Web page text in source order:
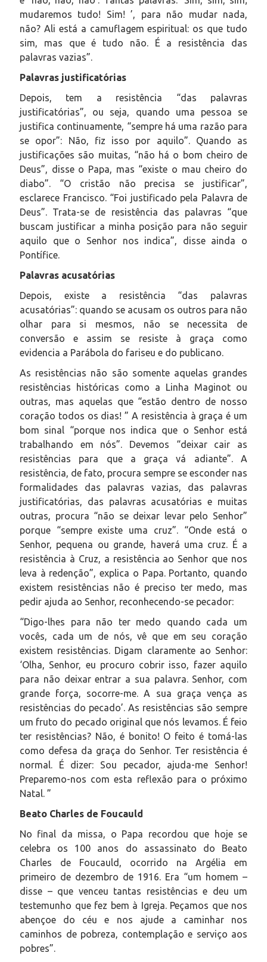
mudaremos tudo! Sim! ’, para não mudar nada,
não? Ali está a camuflagem espiritual: os que tudo
sim, mas que é tudo não. É a resistência das
palavras vazias”.
Palavras justificatórias
Depois, tem a resistência “das palavras
justificatórias”, ou seja, quando uma pessoa se
justifica continuamente, “sempre há uma razão para
se opor”: Não, fiz isso por aquilo”. Quando as
justificações são muitas, “não há o bom cheiro de
Deus”, disse o Papa, mas “existe o mau cheiro do
diabo”. “O cristão não precisa se justificar”,
esclarece Francisco. “Foi justificado pela Palavra de
Deus”. Trata-se de resistência das palavras “que
buscam justificar a minha posição para não seguir
aquilo que o Senhor nos indica”, disse ainda o
Pontífice.
Palavras acusatórias
Depois, existe a resistência “das palavras
acusatórias”: quando se acusam os outros para não
olhar para si mesmos, não se necessita de
conversão e assim se resiste à graça como
evidencia a Parábola do fariseu e do publicano.
As resistências não são somente aquelas grandes
resistências históricas como a Linha Maginot ou
outras, mas aquelas que “estão dentro de nosso
coração todos os dias! ” A resistência à graça é um
bom sinal “porque nos indica que o Senhor está
trabalhando em nós”. Devemos “deixar cair as
resistências para que a graça vá adiante”. A
resistência, de fato, procura sempre se esconder nas
formalidades das palavras vazias, das palavras
justificatórias, das palavras acusatórias e muitas
outras, procura “não se deixar levar pelo Senhor”
porque “sempre existe uma cruz”. “Onde está o
Senhor, pequena ou grande, haverá uma cruz. É a
resistência à Cruz, a resistência ao Senhor que nos
leva à redenção”, explica o Papa. Portanto, quando
existem resistências não é preciso ter medo, mas
pedir ajuda ao Senhor, reconhecendo-se pecador:
“Digo-lhes para não ter medo quando cada um
vocês, cada um de nós, vê que em seu coração
existem resistências. Digam claramente ao Senhor:
‘Olha, Senhor, eu procuro cobrir isso, fazer aquilo
para não deixar entrar a sua palavra. Senhor, com
grande força, socorre-me. A sua graça vença as
resistências do pecado’. As resistências são sempre
um fruto do pecado original que nós levamos. É feio
ter resistências? Não, é bonito! O feito é tomá-las
como defesa da graça do Senhor. Ter resistência é
normal. É dizer: Sou pecador, ajuda-me Senhor!
Preparemo-nos com esta reflexão para o próximo
Natal. ”
Beato Charles de Foucauld
No final da missa, o Papa recordou que hoje se
celebra os 100 anos do assassinato do Beato
Charles de Foucauld, ocorrido na Argélia em
primeiro de dezembro de 1916. Era “um homem –
disse – que venceu tantas resistências e deu um
testemunho que fez bem à Igreja. Peçamos que nos
abençoe do céu e nos ajude a caminhar nos
caminhos de pobreza, contemplação e serviço aos
pobres”.